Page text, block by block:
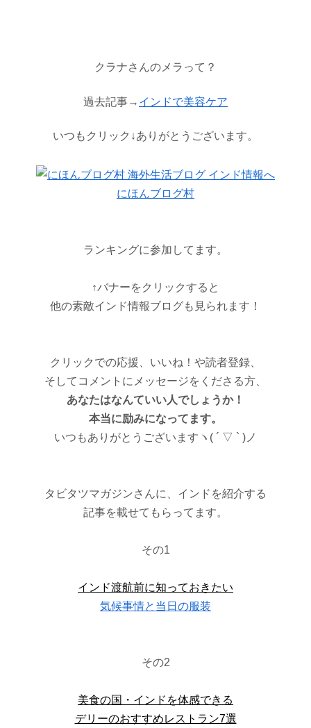
クラナさんのメラって？
過去記事→ インドで美容ケア
いつもクリック↓ありがとうございます。
にほんブログ村
ランキングに参加してます。
↑バナーをクリックすると
他の素敵インド情報ブログも見られます！
クリックでの応援、いいね！や読者登録、
そしてコメントにメッセージをくださる方、
あなたはなんていい人でしょうか！
本当に励みになってます。
いつもありがとうございますヽ( ´ ▽ ` )ノ
タビタツマガジンさんに、インドを紹介する
記事を載せてもらってます。
その1
インド渡航前に知っておきたい
気候事情と当日の服装
その2
美食の国・インドを体感できる
デリーのおすすめレストラン7選